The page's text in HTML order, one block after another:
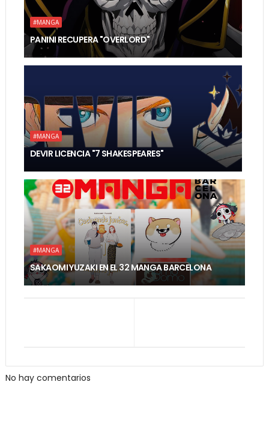
#MANGA
PANINI RECUPERA "OVERLORD"
#MANGA
DEVIR LICENCIA "7 SHAKESPEARES"
#MANGA
SAKAOMI YUZAKI EN EL 32 MANGA BARCELONA
No hay comentarios